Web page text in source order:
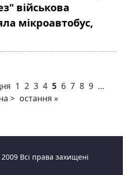
військова
мікроавтобус,
1 2 3 4 5 6 7 8 9 …
> остання »
Всі права захищені